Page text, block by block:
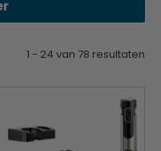
1 - 24 van 78 resultaten